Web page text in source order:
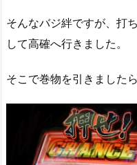
そんなバジ絆ですが、打
して高確へ行きました。
そこで巻物を引きましたら